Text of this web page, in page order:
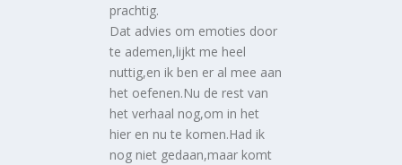
prachtig.
Dat advies om emoties door
te ademen,lijkt me heel
nuttig,en ik ben er al mee aan
het oefenen.Nu de rest van
het verhaal nog,om in het
hier en nu te komen.Had ik
nog niet gedaan,maar komt